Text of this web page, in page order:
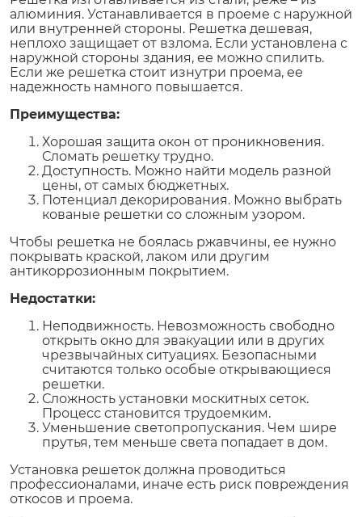
алюминия. Устанавливается в проеме с наружной
или внутренней стороны. Решетка дешевая,
неплохо защищает от взлома. Если установлена с
наружной стороны здания, ее можно спилить.
Если же решетка стоит изнутри проема, ее
надежность намного повышается.
Преимущества:
Хорошая защита окон от проникновения.
Сломать решетку трудно.
Доступность. Можно найти модель разной
цены, от самых бюджетных.
Потенциал декорирования. Можно выбрать
кованые решетки со сложным узором.
Чтобы решетка не боялась ржавчины, ее нужно
покрывать краской, лаком или другим
антикоррозионным покрытием.
Недостатки:
Неподвижность. Невозможность свободно
открыть окно для эвакуации или в других
чрезвычайных ситуациях. Безопасными
считаются только особые открывающиеся
решетки.
Сложность установки москитных сеток.
Процесс становится трудоемким.
Уменьшение светопропускания. Чем шире
прутья, тем меньше света попадает в дом.
Установка решеток должна проводиться
профессионалами, иначе есть риск повреждения
откосов и проема.